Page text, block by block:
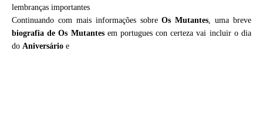
lembranças importantes
Continuando com mais informações sobreOs Mutantes, uma breve
biografia deOs Mutantesem portugues con certeza vai incluir o dia
do Aniversário e